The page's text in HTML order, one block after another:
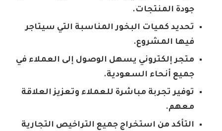
جودة المنتجات.
تحديد كميات البخور المناسبة التي سيتاجر
فيها المشروع.
متجر إلكتروني يسهل الوصول إلى العملاء في
جميع أنحاء السعودية.
توفير تجربة مباشرة للعملاء وتعزيز العلاقة
معهم.
التأكد من استخراج جميع التراخيص التجارية